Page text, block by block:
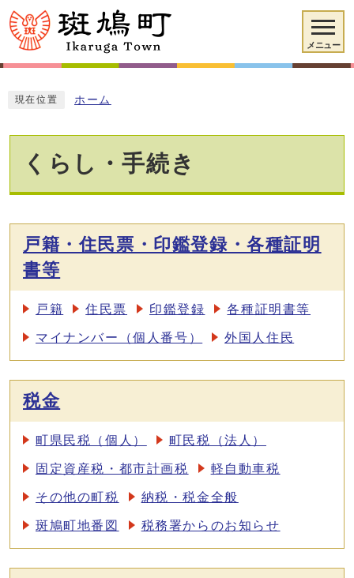
メニュー
現在位置 ホーム
くらし・手続き
戸籍・住民票・印鑑登録・各種証明
書等
戸籍 住民票 印鑑登録 各種証明書等
マイナンバー（個人番号） 外国人住民
税金
町県民税（個人） 町民税（法人）
固定資産税・都市計画税 軽自動車税
その他の町税 納税・税金全般
斑鳩町地番図 税務署からのお知らせ